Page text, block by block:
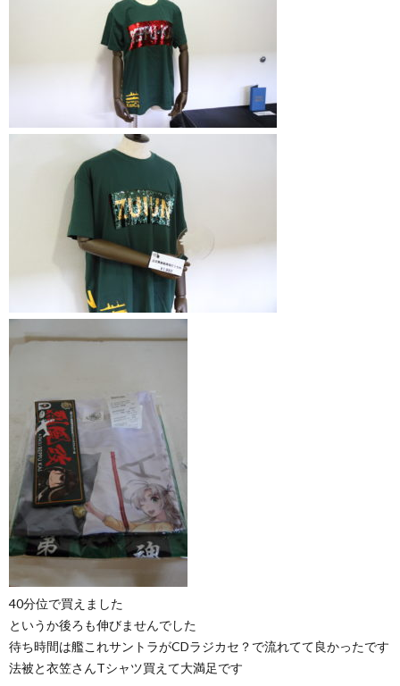
40分位で買えました
というか後ろも伸びませんでした
待ち時間は艦これサントラがCDラジカセ？で流れてて良かったです
法被と衣笠さんTシャツ買えて大満足です